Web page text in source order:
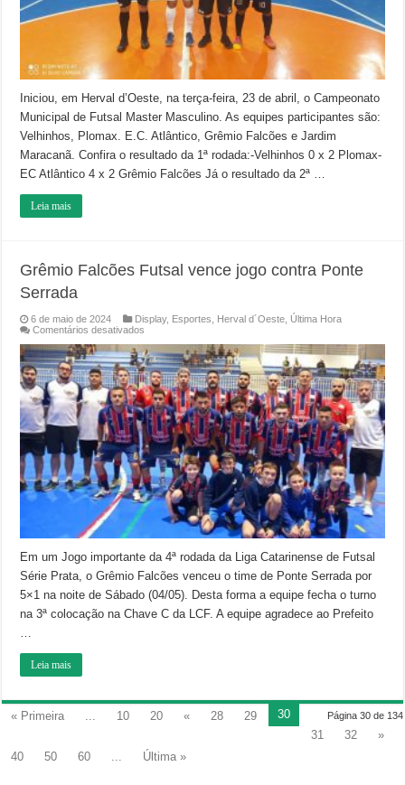
Iniciou, em Herval d’Oeste, na terça-feira, 23 de abril, o Campeonato
Municipal de Futsal Master Masculino. As equipes participantes são:
Velhinhos, Plomax. E.C. Atlântico, Grêmio Falcões e Jardim
Maracanã. Confira o resultado da 1ª rodada:-Velhinhos 0 x 2 Plomax-
EC Atlântico 4 x 2 Grêmio Falcões Já o resultado da 2ª …
Leia mais
Grêmio Falcões Futsal vence jogo contra Ponte
Serrada
6 de maio de 2024 Display, Esportes Herval d´Oeste Última Hora
Comentários desativados
Falcões
Futsal
vence
jogo
contra
Ponte
Serrada
Em um Jogo importante da 4ª rodada da Liga Catarinense de Futsal
Série Prata, o Grêmio Falcões venceu o time de Ponte Serrada por
5×1 na noite de Sábado (04/05). Desta forma a equipe fecha o turno
na 3ª colocação na Chave C da LCF. A equipe agradece ao Prefeito
Leia mais
Página 30 de 134
« Primeira 10 20 « 28 29
30
31
32
»
40
50 60 Última »